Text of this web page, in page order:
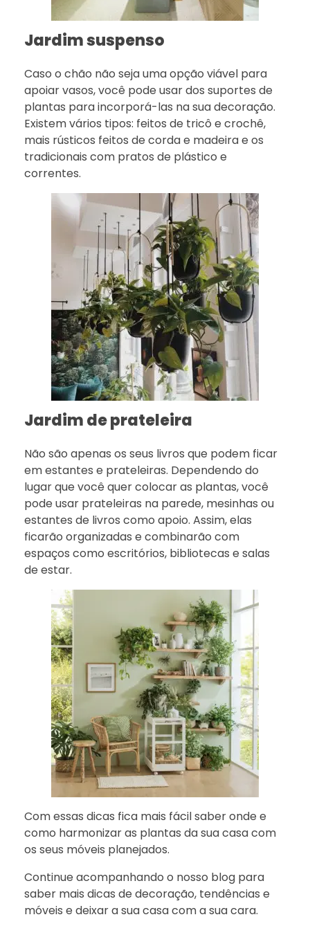
Jardim suspenso
Caso o chão não seja uma opção viável para
apoiar vasos, você pode usar dos suportes de
plantas para incorporá-las na sua decoração.
Existem vários tipos: feitos de tricô e crochê,
mais rústicos feitos de corda e madeira e os
tradicionais com pratos de plástico e
correntes.
Jardim de prateleira
Não são apenas os seus livros que podem ficar
em estantes e prateleiras. Dependendo do
lugar que você quer colocar as plantas, você
pode usar prateleiras na parede, mesinhas ou
estantes de livros como apoio. Assim, elas
ficarão organizadas e combinarão com
espaços como escritórios, bibliotecas e salas
de estar.
Com essas dicas fica mais fácil saber onde e
como harmonizar as plantas da sua casa com
os seus móveis planejados.
Continue acompanhando o nosso blog para
saber mais dicas de decoração, tendências e
móveis e deixar a sua casa com a sua cara.